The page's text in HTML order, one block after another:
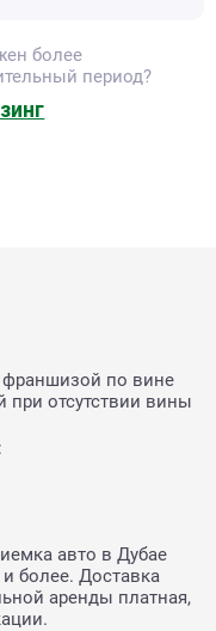
более
период?
франшизой по вине
при отсутствии вины
авто в Дубае
более. Доставка
аренды платная,